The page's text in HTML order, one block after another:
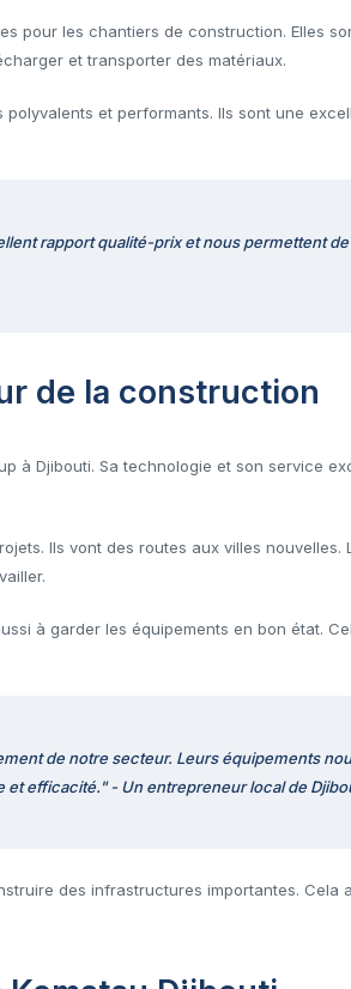
pour les chantiers de construction. Elles
et transporter des matériaux.
et performants. Ils sont une
rapport qualité-prix et nous permettent
de la construction
à Djibouti. Sa technologie et son service
Ils vont des routes aux villes nouvelles.
à garder les équipements en bon état.
de notre secteur. Leurs équipements
et efficacité."- Un entrepreneur local de
des infrastructures importantes. Cela